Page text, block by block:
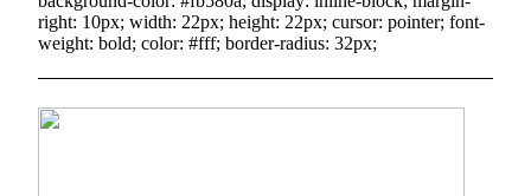
right: 10px; width: 22px; height: 22px; cursor: pointer; font-
weight: bold; color: #fff; border-radius: 32px;